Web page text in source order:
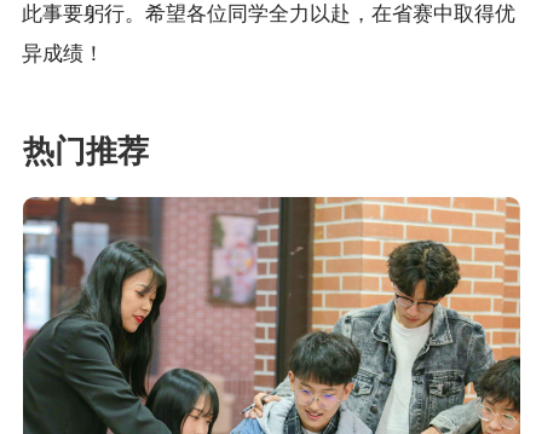
此事要躬行。希望各位同学全力以赴，在省赛中取得优
异成绩！